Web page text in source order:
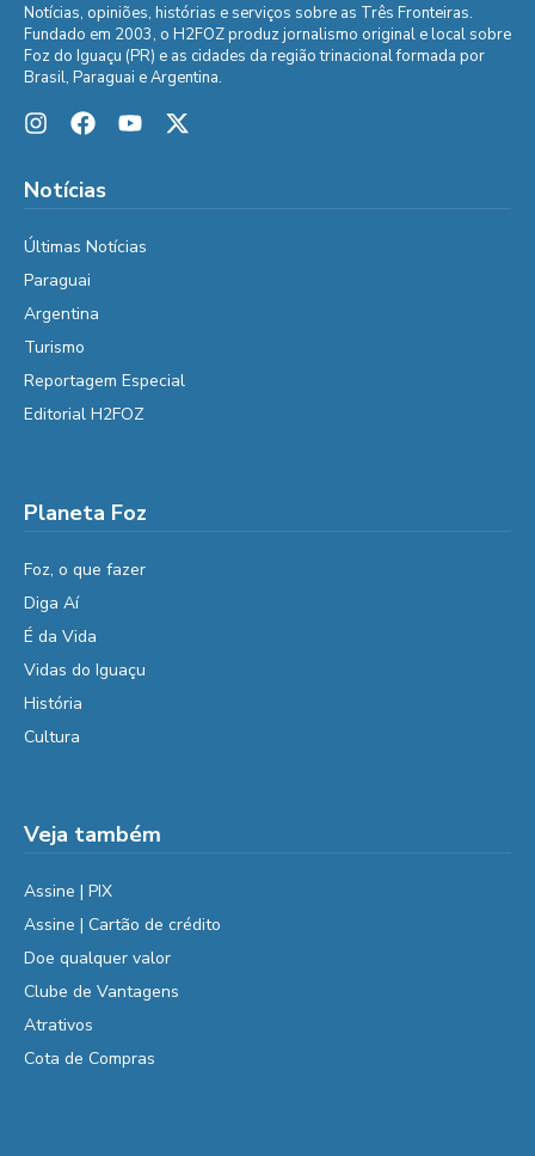
Notícias, opiniões, histórias e serviços sobre as Três Fronteiras.
Fundado em 2003, o H2FOZ produz jornalismo original e local sobre
Foz do Iguaçu (PR) e as cidades da região trinacional formada por
Brasil, Paraguai e Argentina.
Notícias
Últimas Notícias
Paraguai
Argentina
Turismo
Reportagem Especial
Editorial H2FOZ
Planeta Foz
Foz, o que fazer
Diga Aí
É da Vida
Vidas do Iguaçu
História
Cultura
Veja também
Assine | PIX
Assine | Cartão de crédito
Doe qualquer valor
Clube de Vantagens
Atrativos
Cota de Compras